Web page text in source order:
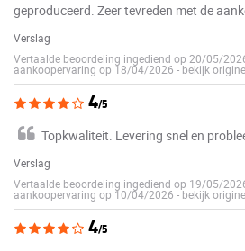
geproduceerd. Zeer tevreden met de
Verslag
Vertaalde beoordeling ingediend op 20/05/
aankoopervaring op 18/04/2026 -bekijk
4/5
Topkwaliteit. Levering snel en
Verslag
Vertaalde beoordeling ingediend op 19/05/
aankoopervaring op 10/04/2026 -bekijk
4/5